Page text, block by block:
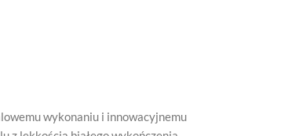
wykonaniu i innowacyjnemu